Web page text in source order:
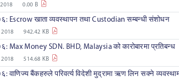
0.00 B
Escrow खाता व्यवस्थापन तथा Custodian सम्बन्धी संशोधन
942.42 KB
Money SDN. BHD, Malaysia को कारोबारमा प्रतिबन्ध
514.68 KB
बैंकहरुले परिवर्त्य विदेशी मुद्रामा ऋण लिन सक्ने